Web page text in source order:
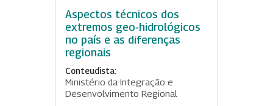
Aspectos técnicos dos
extremos geo-hidrológicos
no país e as diferenças
regionais
Conteudista:
Ministério da Integração e
Desenvolvimento Regional